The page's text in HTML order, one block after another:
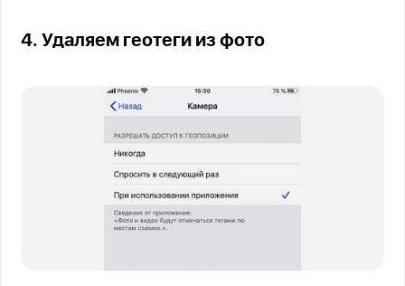
4. Удаляем геотеги из фото